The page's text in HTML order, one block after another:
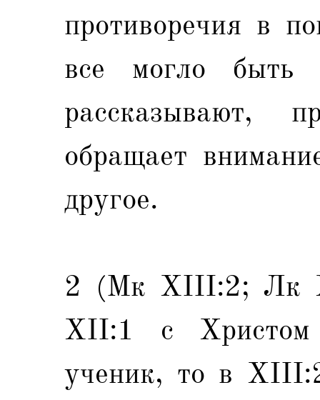
противоречия в
все могло
рассказывают,
обращает
другое.
2 (Мк XIII:2; Лк
XII:1 с Христом
ученик, то в